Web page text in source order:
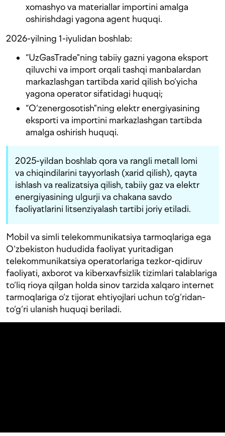
xomashyo va materiallar importini amalga
oshirishdagi yagona agent huquqi.
2026-yilning 1-iyulidan boshlab:
“UzGasTrade"ning tabiiy gazni yagona eksport
qiluvchi va import orqali tashqi manbalardan
markazlashgan tartibda xarid qilish bo‘yicha
yagona operator sifatidagi huquqi;
“O‘zenergosotish"ning elektr energiyasining
eksporti va importini markazlashgan tartibda
amalga oshirish huquqi.
2025-yildan boshlab qora va rangli metall lomi
va chiqindilarini tayyorlash (xarid qilish), qayta
ishlash va realizatsiya qilish, tabiiy gaz va elektr
energiyasining ulgurji va chakana savdo
faoliyatlarini litsenziyalash tartibi joriy etiladi.
Mobil va simli telekommunikatsiya tarmoqlariga ega
O‘zbekiston hududida faoliyat yuritadigan
telekommunikatsiya operatorlariga tezkor-qidiruv
faoliyati, axborot va kiberxavfsizlik tizimlari talablariga
to‘liq rioya qilgan holda sinov tarzida xalqaro internet
tarmoqlariga o‘z tijorat ehtiyojlari uchun to‘g‘ridan-
to‘g‘ri ulanish huquqi beriladi.